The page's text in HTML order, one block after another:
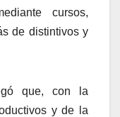
cursos,
de distintivos y
que, con la
y de la